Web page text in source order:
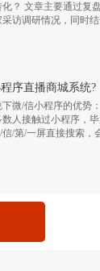
化？ 文章主要通过复
访调研情况，同时
序直播商城系统?
微/信小程序的优势
数人接触过小程序，
/第/一屏直接搜索，